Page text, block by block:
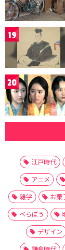
19
20
江戸時代
アニメ
雑学
お菓
べらぼう
デザイン